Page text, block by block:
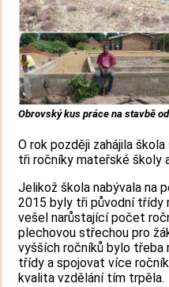
Obrovský kus práce na stavbě
O rok později zahájila
tři ročníky mateřské školy
Jelikož škola nabývala na
2015 byly tři původní třídy
vešel narůstající počet
plechovou střechou pro
vyšších ročníků bylo třeba
třídy a spojovat více
kvalita vzdělání tím trpěla.